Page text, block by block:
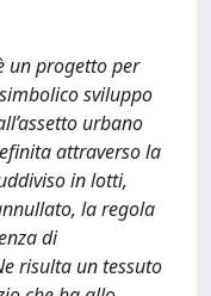
un progetto per
sviluppo
urbano
attraverso la
in lotti,
la regola
di
risulta un tessuto